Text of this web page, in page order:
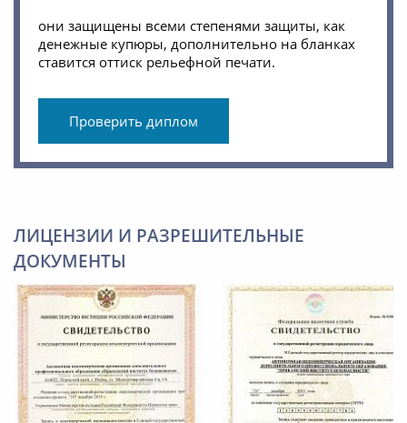
они защищены всеми степенями защиты, как
денежные купюры, дополнительно на бланках
ставится оттиск рельефной печати.
Проверить диплом
ЛИЦЕНЗИИ И РАЗРЕШИТЕЛЬНЫЕ
ДОКУМЕНТЫ